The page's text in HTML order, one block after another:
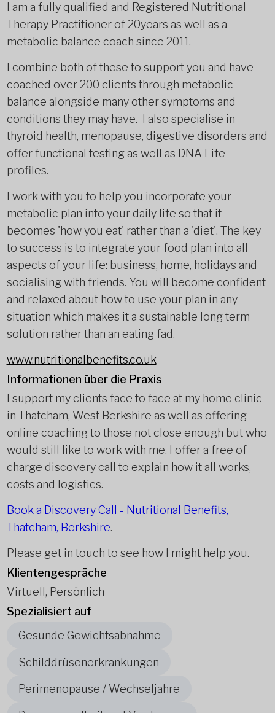
I am a fully qualified and Registered Nutritional
Therapy Practitioner of 20years as well as a
metabolic balance coach since 2011.
I combine both of these to support you and have
coached over 200 clients through metabolic
balance alongside many other symptoms and
conditions they may have. I also specialise in
thyroid health, menopause, digestive disorders and
offer functional testing as well as DNA Life
profiles.
I work with you to help you incorporate your
metabolic plan into your daily life so that it
becomes 'how you eat' rather than a 'diet'. The key
to success is to integrate your food plan into all
aspects of your life: business, home, holidays and
socialising with friends. You will become confident
and relaxed about how to use your plan in any
situation which makes it a sustainable long term
solution rather than an eating fad.
www.nutritionalbenefits.co.uk
Informationen über die Praxis
I support my clients face to face at my home clinic
in Thatcham, West Berkshire as well as offering
online coaching to those not close enough but who
would still like to work with me. I offer a free of
charge discovery call to explain how it all works,
costs and logistics.
Book a Discovery Call - Nutritional Benefits,
Thatcham, Berkshire.
Please get in touch to see how I might help you.
Klientengespräche
Virtuell, Persönlich
Spezialisiert auf
Gesunde Gewichtsabnahme
Schilddrüsenerkrankungen
Perimenopause / Wechseljahre